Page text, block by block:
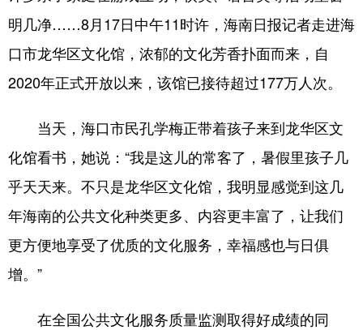
明几净……8月17日中午11时许，海南日报记者走进海
口市龙华区文化馆，浓郁的文化芳香扑面而来，自
2020年正式开放以来，该馆已接待超过177万人次。
当天，海口市民孔学梅正带着孩子来到龙华区文
化馆看书，她说：“我是这儿的常客了，暑假里孩子几
乎天天来。不只是龙华区文化馆，我明显感觉到这几
年海南的公共文化种类更多、内容更丰富了，让我们
更方便地享受了优质的文化服务，幸福感也与日俱
增。”
在全国公共文化服务质量监测取得好成绩的同